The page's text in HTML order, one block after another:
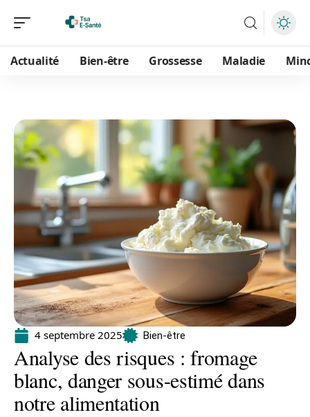
Actualité Bien-être Grossesse Maladie
4 septembre 2025 Bien-être
Analyse des risques : fromage
blanc, danger sous-estimé dans
notre alimentation